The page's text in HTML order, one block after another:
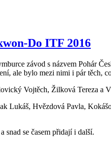
Do ITF 2016
závod s názvem Pohár
ale bylo mezi nimi i pár těch,
Vojtěch, Žilková Tereza a
Lukáš, Hvězdová Pavla,
snad se časem přidají i další.